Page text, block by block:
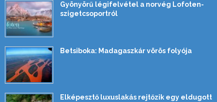
Gyönyörű légifelvétel a norvég Lofoten-
szigetcsoportról
Betsiboka: Madagaszkár vörös folyója
Elképesztő luxuslakás rejtőzik egy eldugott